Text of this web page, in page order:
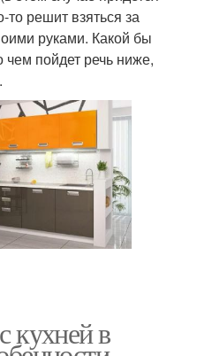
то решит взяться за
руками. Какой бы
пойдет речь ниже,
кухней в